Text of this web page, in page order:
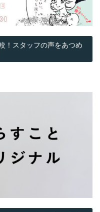
！スタッフの声をあつめ